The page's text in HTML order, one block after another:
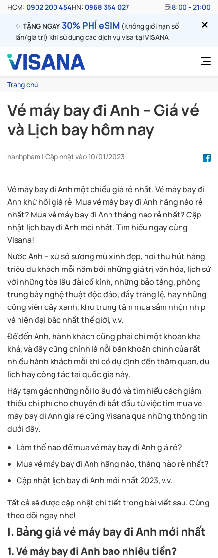
HCM: 0902 200 454HN: 0968 354 027 8:00 - 21:00
✨ TẶNG NGAY30% PHÍ eSIM (Không giới hạn số
lần/giá trị) khi sử dụng các dịch vụ visa tại VISANA
Trang chủ
Vé máy bay đi Anh – Giá vé
và Lịch bay hôm nay
hanhpham | Cập nhật vào 10/01/2023
Vé máy bay đi Anh một chiều giá rẻ nhất. Vé máy bay đi
Anh khứ hồi giá rẻ. Mua vé máy bay đi Anh hãng nào rẻ
nhất? Mua vé máy bay đi Anh tháng nào rẻ nhất? Cập
nhật lịch bay đi Anh mới nhất. Tìm hiểu ngay cùng
Visana!
Nước Anh – xứ sở sương mù xinh đẹp, nơi thu hút hàng
triệu du khách mỗi năm bởi những giá trị văn hóa, lịch sử
với những tòa lâu đài cổ kính, những bảo tàng, phòng
trưng bày nghệ thuật độc đáo, đầy tráng lệ, hay những
công viên cây xanh, khu trung tâm mua sắm nhộn nhịp
và hiện đại bậc nhất thế giới, v.v.
Để đến Anh, hành khách cũng phải chi một khoản kha
khá, và đây cũng chính là nỗi băn khoăn chính của rất
nhiều hành khách mỗi khi có dự định đến thăm quan, du
lịch hay công tác tại quốc gia này.
Hãy tạm gác những nỗi lo âu đó và tìm hiểu cách giảm
thiểu chi phí cho chuyến đi bắt đầu từ việc tìm mua vé
máy bay đi Anh giá rẻ cũng Visana qua những thông tin
dưới đây.
Làm thế nào để mua vé máy bay đi Anh giá rẻ?
Mua vé máy bay đi Anh hãng nào, tháng nào rẻ nhất?
Cập nhật lịch bay đi Anh mới nhất 2023, v.v.
Tất cả sẽ được cập nhật chi tiết trong bài viết sau. Cùng
theo dõi ngay nhé!
I. Bảng giá vé máy bay đi Anh mới nhất
1. Vé máy bay đi Anh bao nhiêu tiền?